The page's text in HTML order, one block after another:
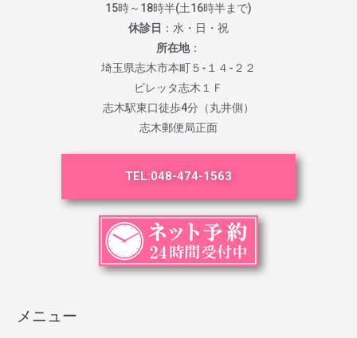
15時～18時半(土16時半まで)
休診日 ：水・日・祝
所在地：
埼玉県志木市本町５-１４-２２
ビレッタ志木１Ｆ
志木駅東口徒歩4分（丸井側）
志木郵便局正面
TEL:048-474-1563
メニュー